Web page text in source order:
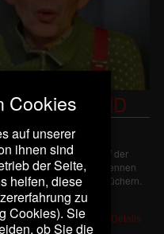
ABEND
Tausende haben ihn auf der
gelacht. Millionen kennen
Kino oder von seinen Büchern.
Details
Cookies
auf unserer
ihnen sind
der Seite,
helfen, diese
zu
Cookies). Sie
ob Sie die